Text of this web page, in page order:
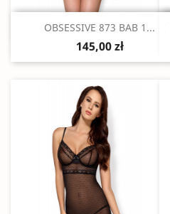
Szybki podgląd
OBSESSIVE 873 BAB 1...
145,00 zł